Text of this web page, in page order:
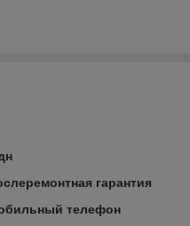
гарантия
телефон